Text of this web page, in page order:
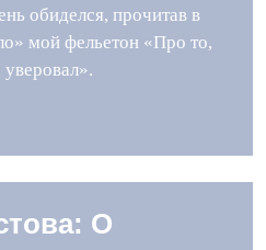
обиделся, прочитав в
мой фельетон «Про то,
уверовал».
О